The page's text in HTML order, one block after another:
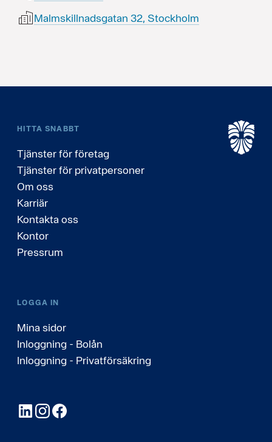
Malmskillnadsgatan 32, Stockholm
HITTA SNABBT
Tjänster för företag
Tjänster för privatpersoner
Om oss
Karriär
Kontakta oss
Kontor
Pressrum
LOGGA IN
Mina sidor
Inloggning - Bolån
Inloggning - Privatförsäkring
LinkedInInstagram